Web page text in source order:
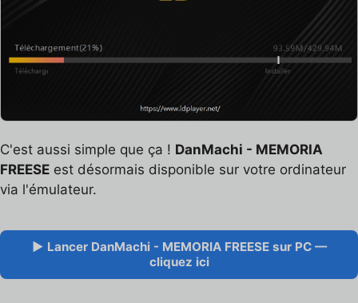
C'est aussi simple que ça ! DanMachi - MEMORIA
FREESE est désormais disponible sur votre ordinateur
via l'émulateur.
▶ Lancer DanMachi - MEMORIA FREESE sur PC —
cliquez ici